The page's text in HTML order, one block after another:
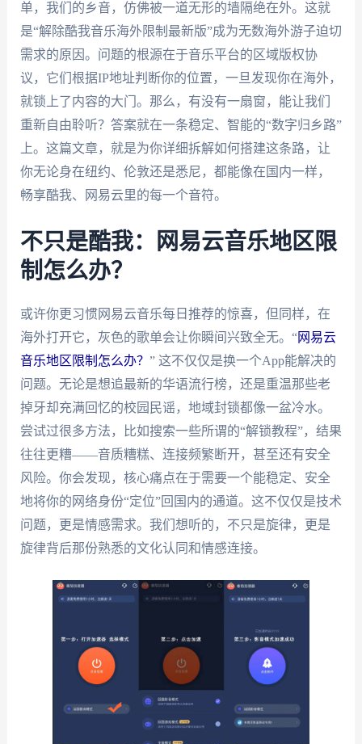
单，我们的乡音，仿佛被一道无形的墙隔绝在外。这就
是“解除酷我音乐海外限制最新版”成为无数海外游子迫切
需求的原因。问题的根源在于音乐平台的区域版权协
议，它们根据IP地址判断你的位置，一旦发现你在海外，
就锁上了内容的大门。那么，有没有一扇窗，能让我们
重新自由聆听？答案就在一条稳定、智能的“数字归乡路”
上。这篇文章，就是为你详细拆解如何搭建这条路，让
你无论身在纽约、伦敦还是悉尼，都能像在国内一样，
畅享酷我、网易云里的每一个音符。
不只是酷我：网易云音乐地区限
制怎么办？
或许你更习惯网易云音乐每日推荐的惊喜，但同样，在
海外打开它，灰色的歌单会让你瞬间兴致全无。“网易云
音乐地区限制怎么办？ ” 这不仅仅是换一个App能解决的
问题。无论是想追最新的华语流行榜，还是重温那些老
掉牙却充满回忆的校园民谣，地域封锁都像一盆冷水。
尝试过很多方法，比如搜索一些所谓的“解锁教程”，结果
往往更糟——音质糟糕、连接频繁断开，甚至还有安全
风险。你会发现，核心痛点在于需要一个能稳定、安全
地将你的网络身份“定位”回国内的通道。这不仅仅是技术
问题，更是情感需求。我们想听的，不只是旋律，更是
旋律背后那份熟悉的文化认同和情感连接。